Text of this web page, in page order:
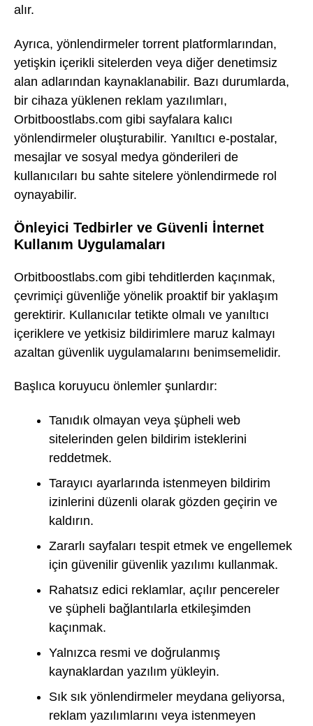
alır.
Ayrıca, yönlendirmeler torrent platformlarından,
yetişkin içerikli sitelerden veya diğer denetimsiz
alan adlarından kaynaklanabilir. Bazı durumlarda,
bir cihaza yüklenen reklam yazılımları,
Orbitboostlabs.com gibi sayfalara kalıcı
yönlendirmeler oluşturabilir. Yanıltıcı e-postalar,
mesajlar ve sosyal medya gönderileri de
kullanıcıları bu sahte sitelere yönlendirmede rol
oynayabilir.
Önleyici Tedbirler ve Güvenli İnternet
Kullanım Uygulamaları
Orbitboostlabs.com gibi tehditlerden kaçınmak,
çevrimiçi güvenliğe yönelik proaktif bir yaklaşım
gerektirir. Kullanıcılar tetikte olmalı ve yanıltıcı
içeriklere ve yetkisiz bildirimlere maruz kalmayı
azaltan güvenlik uygulamalarını benimsemelidir.
Başlıca koruyucu önlemler şunlardır:
Tanıdık olmayan veya şüpheli web
sitelerinden gelen bildirim isteklerini
reddetmek.
Tarayıcı ayarlarında istenmeyen bildirim
izinlerini düzenli olarak gözden geçirin ve
kaldırın.
Zararlı sayfaları tespit etmek ve engellemek
için güvenilir güvenlik yazılımı kullanmak.
Rahatsız edici reklamlar, açılır pencereler
ve şüpheli bağlantılarla etkileşimden
kaçınmak.
Yalnızca resmi ve doğrulanmış
kaynaklardan yazılım yükleyin.
Sık sık yönlendirmeler meydana geliyorsa,
reklam yazılımlarını veya istenmeyen